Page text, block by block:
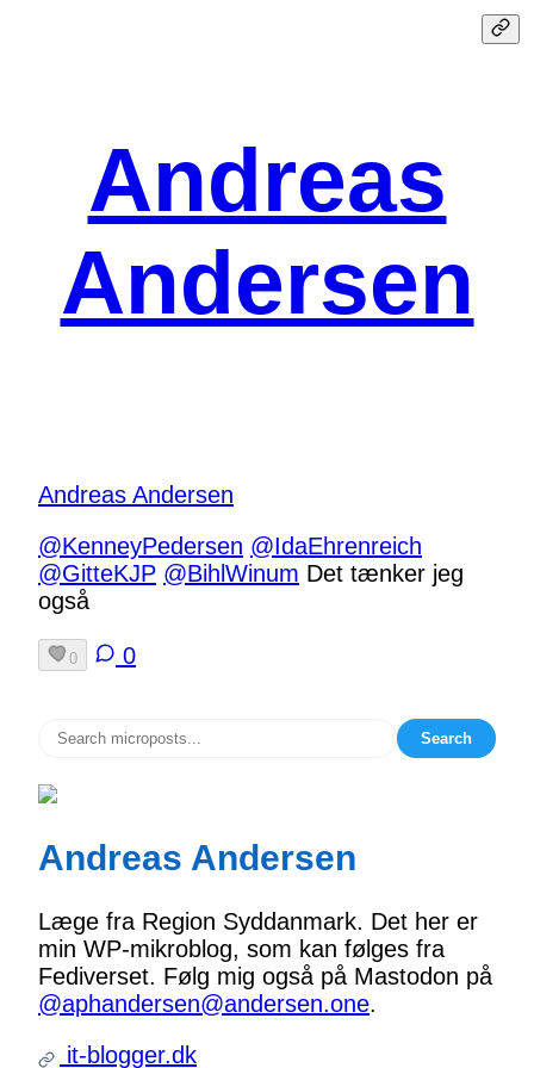
Andreas
Andersen
Andreas Andersen
@KenneyPedersen @IdaEhrenreich
@GitteKJP @BihlWinum Det tænker jeg
også
0 0
Search
Andreas Andersen
Læge fra Region Syddanmark. Det her er
min WP-mikroblog, som kan følges fra
Fediverset. Følg mig også på Mastodon på
@aphandersen@andersen.one.
it-blogger.dk